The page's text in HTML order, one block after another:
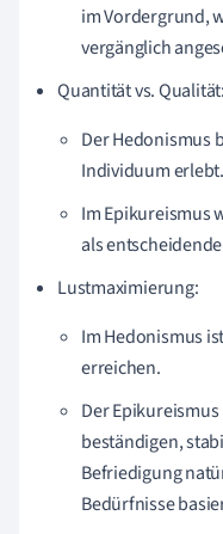
im Vordergrund,
vergänglich
Quantität vs. Qualität:
Der Hedonismus
Individuum erlebt.
Im Epikureismus
als
Lustmaximierung:
Im Hedonismus
erreichen.
Der
beständigen,
Befriedigung
Bedürfnisse